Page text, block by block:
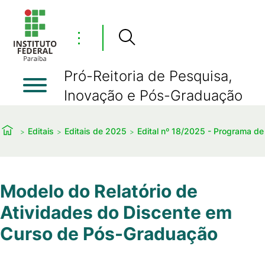
⋮
Pró-Reitoria de Pesquisa,
Inovação e Pós-Graduação
Editais Editais de 2025 Edital nº 18/2025 - Programa
Modelo do Relatório de
Atividades do Discente em
Curso de Pós-Graduação